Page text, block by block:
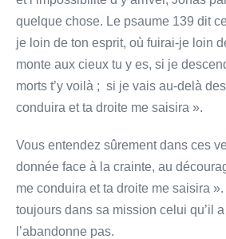
quelque chose. Le psaume 139 dit
je loin de ton esprit, où fuirai-je loin
monte aux cieux tu y es, si je
morts t’y voilà ; si je vais au-delà
conduira et ta droite me saisira ».
Vous entendez sûrement dans ces
donnée face à la crainte, au
me conduira et ta droite me saisira
toujours dans sa mission celui qu’il
l’abandonne pas.